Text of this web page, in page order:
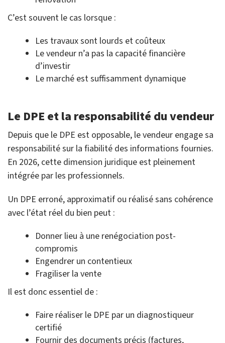
C’est souvent le cas lorsque :
Les travaux sont lourds et coûteux
Le vendeur n’a pas la capacité financière
d’investir
Le marché est suffisamment dynamique
Le DPE et la responsabilité du vendeur
Depuis que le DPE est opposable, le vendeur engage sa
responsabilité sur la fiabilité des informations fournies.
En 2026, cette dimension juridique est pleinement
intégrée par les professionnels.
Un DPE erroné, approximatif ou réalisé sans cohérence
avec l’état réel du bien peut :
Donner lieu à une renégociation post-
compromis
Engendrer un contentieux
Fragiliser la vente
Il est donc essentiel de :
Faire réaliser le DPE par un diagnostiqueur
certifié
Fournir des documents précis (factures,